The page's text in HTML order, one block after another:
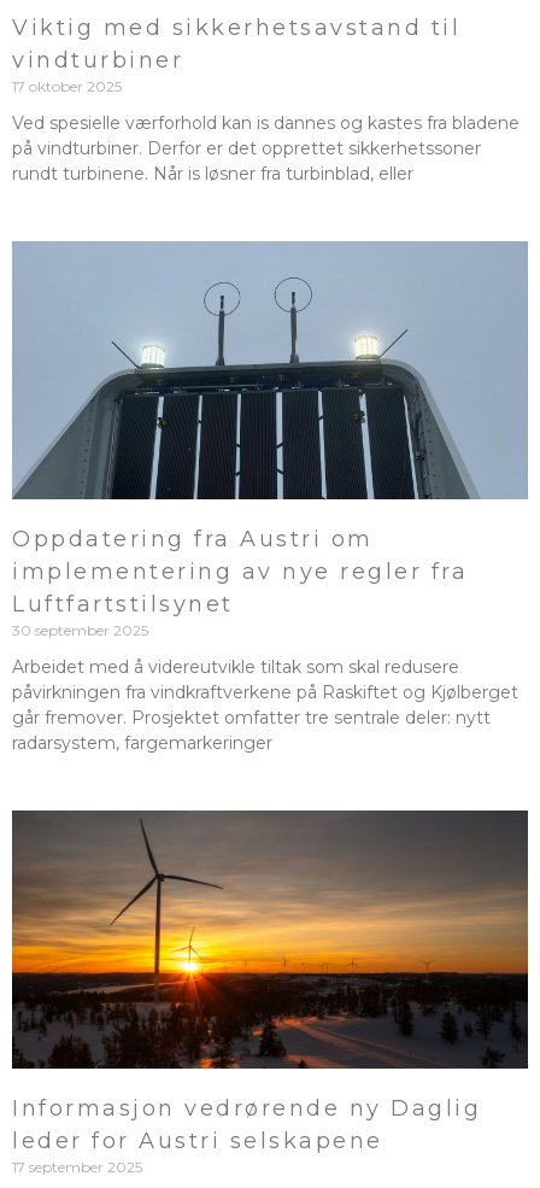
Viktig med sikkerhetsavstand til
vindturbiner
17 oktober 2025
Ved spesielle værforhold kan is dannes og kastes fra bladene
på vindturbiner. Derfor er det opprettet sikkerhetssoner
rundt turbinene. Når is løsner fra turbinblad, eller
Oppdatering fra Austri om
implementering av nye regler fra
Luftfartstilsynet
30 september 2025
Arbeidet med å videreutvikle tiltak som skal redusere
påvirkningen fra vindkraftverkene på Raskiftet og Kjølberget
går fremover. Prosjektet omfatter tre sentrale deler: nytt
radarsystem, fargemarkeringer
Informasjon vedrørende ny Daglig
leder for Austri selskapene
17 september 2025